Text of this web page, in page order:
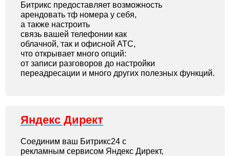
Битрикс предоставляет возможность
арендовать тф номера у себя,
а также настроить
связь вашей телефонии как
облачной, так и офисной АТС,
что открывает много опций:
от записи разговоров до настройки
переадресации и много других полезных функций.
Яндекс Директ
Соединим ваш Битрикс24 с
рекламным сервисом Яндекс Директ,